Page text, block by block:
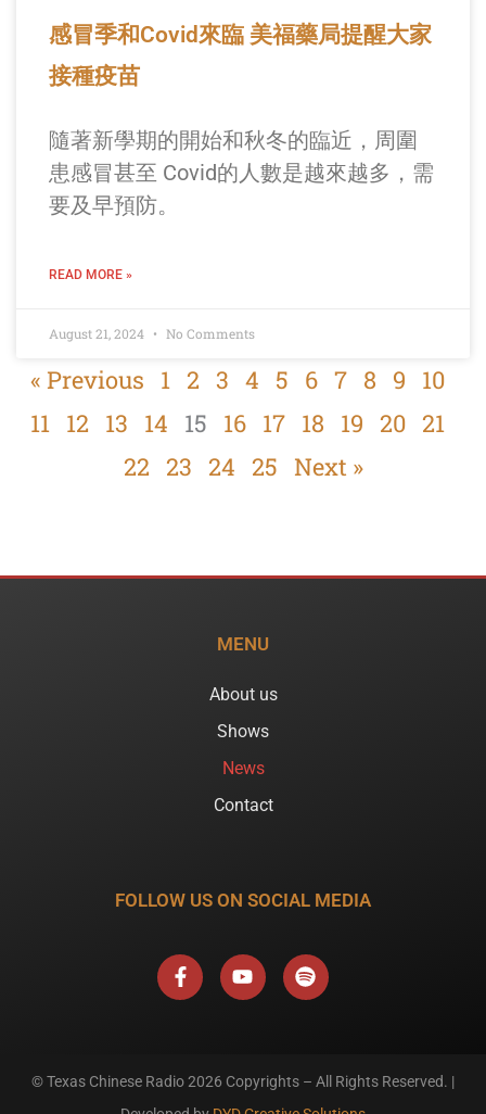
感冒季和Covid來臨 美福藥局提醒大家
接種疫苗
隨著新學期的開始和秋冬的臨近，周圍
患感冒甚至 Covid的人數是越來越多，需
要及早預防。
READ MORE »
August 21, 2024 No Comments
« Previous 1 2 3 4 5 6 7 8 9 10
11 12 13 14 15 16 17 18 19 20 21
22 23 24 25 Next »
MENU
About us
Shows
News
Contact
FOLLOW US ON SOCIAL MEDIA
a
c
e
k
-
o
u
t
p
o
t
© Texas Chinese Radio2026 Copyrights – All Rights Reserved. |